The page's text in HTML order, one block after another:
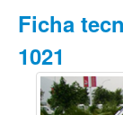
Ficha
1021